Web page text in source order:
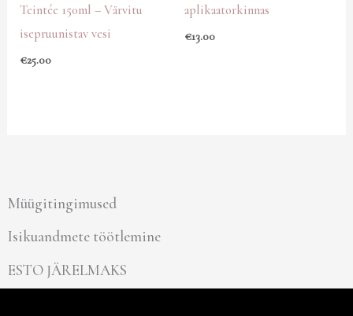
Teintée 150ml – Värvitu
isepruunistav vesi
€25.00
aplikaatorkinnas
€13.00
Müügitingimused
Isikuandmete töötlemine
ESTO JÄRELMAKS